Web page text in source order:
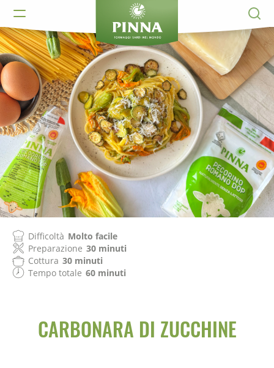
Difficoltà Molto facile
Preparazione 30 minuti
Cottura 30 minuti
Tempo totale 60 minuti
CARBONARA DI ZUCCHINE